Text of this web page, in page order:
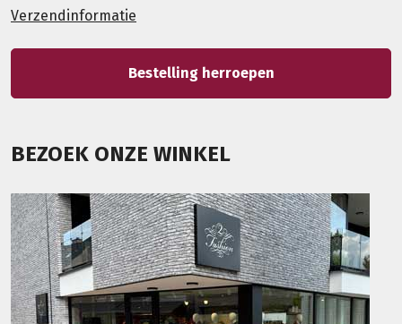
Verzendinformatie
Bestelling herroepen
BEZOEK ONZE WINKEL